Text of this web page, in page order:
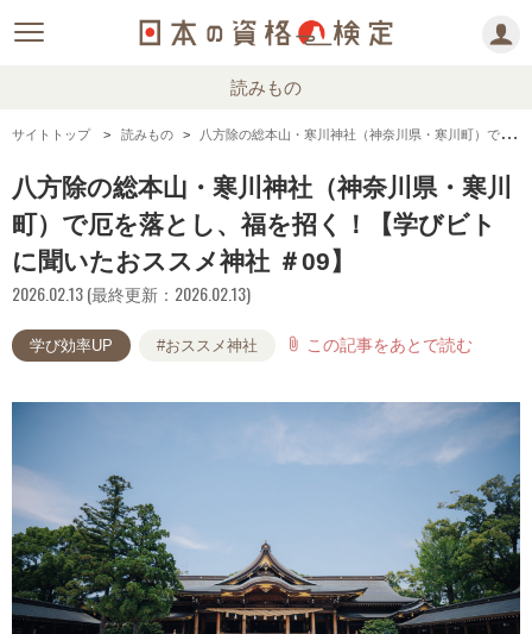
読みもの
サイトトップ 読みもの 八方除の総本山・寒川神社（神奈川県・寒川町）で厄を落とし、福を招く！【学びビトに聞いたおススメ神社 ＃09】
八方除の総本山・寒川神社（神奈川県・寒川
町）で厄を落とし、福を招く！【学びビト
に聞いたおススメ神社 ＃09】
2026.02.13 (最終更新：2026.02.13)
学び効率UP #おススメ神社 attach_file この記事をあとで読む